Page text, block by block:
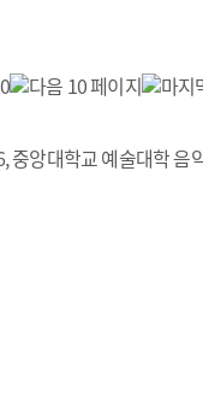
중앙대학교 예술대학 음